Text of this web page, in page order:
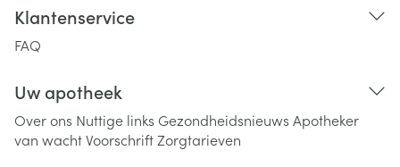
Klantenservice
FAQ
Uw apotheek
Over ons Nuttige links Gezondheidsnieuws Apotheker
van wachtVoorschriftZorgtarieven